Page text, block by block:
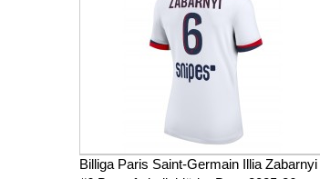
Billiga Paris Saint-Germain Illia Zabarnyi